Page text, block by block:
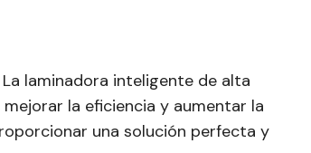
laminadora inteligente de alta
la eficiencia y aumentar la
una solución perfecta y